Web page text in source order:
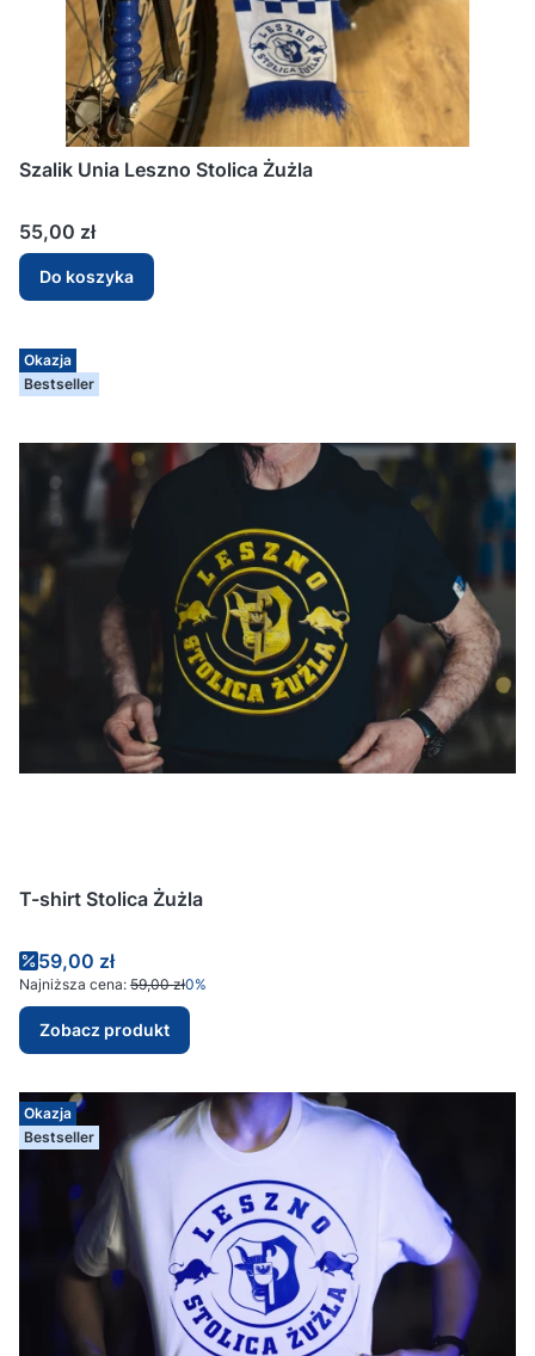
Szalik Unia Leszno Stolica Żużla
Cena
55,00 zł
Do koszyka
Okazja
Bestseller
T-shirt Stolica Żużla
Cena promocyjna
59,00 zł
Najniższa cena: 59,00 zł0%
Zobacz produkt
Okazja
Bestseller